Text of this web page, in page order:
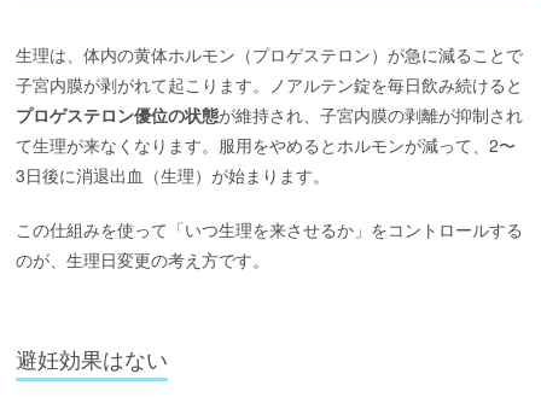
生理は、体内の黄体ホルモン（プロゲステロン）が急に減ることで
子宮内膜が剥がれて起こります。ノアルテン錠を毎日飲み続けると
プロゲステロン優位の状態が維持され、子宮内膜の剥離が抑制され
て生理が来なくなります。服用をやめるとホルモンが減って、2〜
3日後に消退出血（生理）が始まります。
この仕組みを使って「いつ生理を来させるか」をコントロールする
のが、生理日変更の考え方です。
避妊効果はない